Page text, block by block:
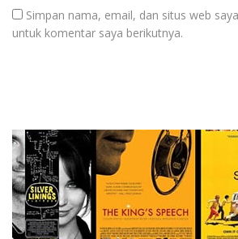
Simpan nama, email, dan situs web
untuk komentar saya berikutnya.